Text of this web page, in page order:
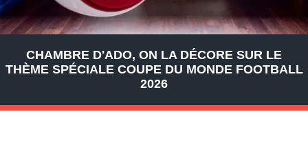
CHAMBRE D'ADO, ON LA DÉCORE SUR LE
THÈME SPÉCIALE COUPE DU MONDE FOOTBALL
2026